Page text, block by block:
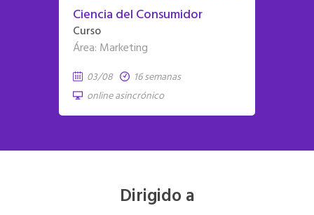
Ciencia del Consumidor
Curso
Área: Marketing
03/08
16 semanas
online asincrónico
Dirigido a